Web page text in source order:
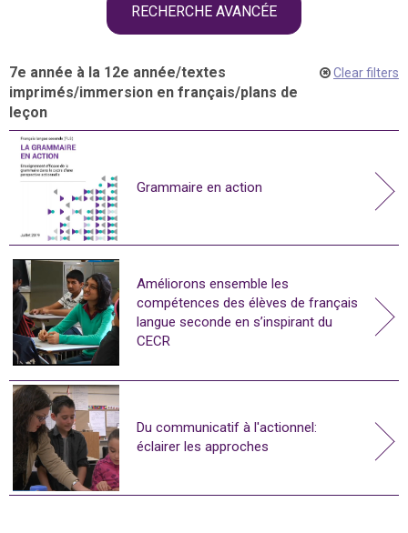
RECHERCHE AVANCÉE
7e année à la 12e année/textes
imprimés/immersion en français/plans de
leçon
Clear filters
Grammaire en action
Améliorons ensemble les
compétences des élèves de français
langue seconde en s’inspirant du
CECR
Du communicatif à l'actionnel:
éclairer les approches